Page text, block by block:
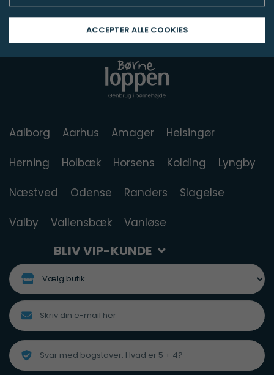
Aalborg Aarhus Amager Helsingør
Herning Holbæk Horsens Kolding Lyngby
Næstved Odense Randers Slagelse
Valby Vallensbæk Vanløse
BLIV VIP-KUNDE
ACCEPTER ALLE COOKIES